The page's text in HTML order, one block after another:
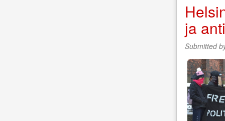
ja
Submitted